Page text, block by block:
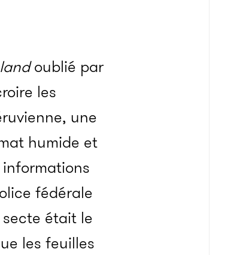
oublié par
les
une
humide et
fédérale
secte était le
les feuilles